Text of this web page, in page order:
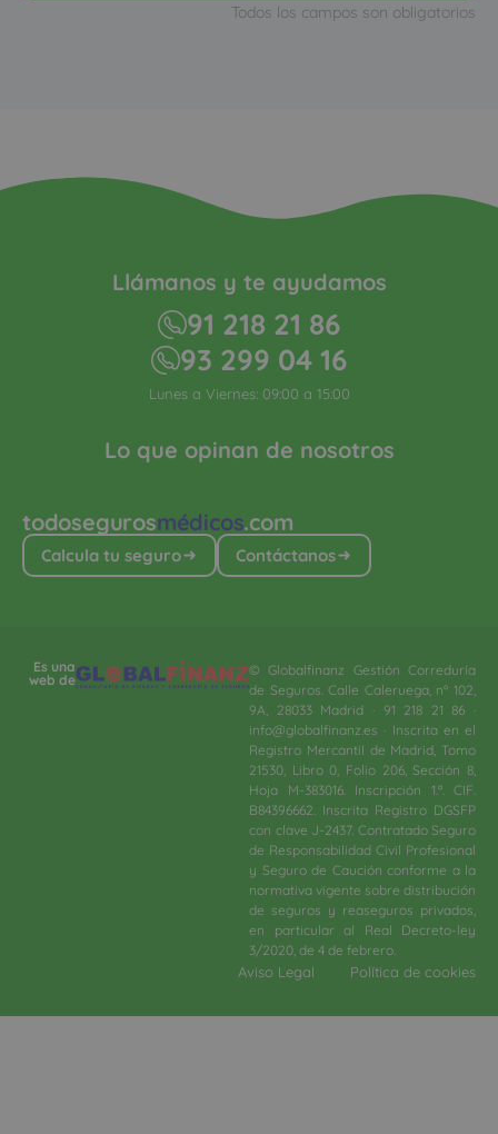
Todos los campos son obligatorios
todosegurosmédicos.com
Calcula tu seguro Contáctanos
Lo que opinan de nosotros
Llámanos y te ayudamos
91 218 21 86
93 299 04 16
Lunes a Viernes: 09:00 a 15:00
Es una
web de
© Globalfinanz Gestión Correduría
de Seguros. Calle Caleruega, nº 102,
9A, 28033 Madrid · 91 218 21 86 ·
info@globalfinanz.es · Inscrita en el
Registro Mercantil de Madrid, Tomo
21530, Libro 0, Folio 206, Sección 8,
Hoja M-383016. Inscripción 1.ª. CIF.
B84396662. Inscrita Registro DGSFP
con clave J-2437. Contratado Seguro
de Responsabilidad Civil Profesional
y Seguro de Caución conforme a la
normativa vigente sobre distribución
de seguros y reaseguros privados,
en particular al Real Decreto-ley
3/2020, de 4 de febrero.​
Aviso Legal Política de cookies